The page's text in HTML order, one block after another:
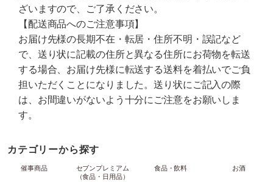
ざいますので、ご了承ください。
【配送商品へのご注意事項】
お届け先様の長期不在・転居・住所不明・誤記など
で、送り状に記載の住所と異なる住所にお荷物を転送
する場合、お届け先様に転送する送料を着払いでご負
担いただくことになりました。送り状にご記入の際
は、お間違いがないよう十分にご注意をお願いしま
す。
カテゴリーから探す
催事商品
セブンプレミアム
（食品・日用品）
食品・飲料 お酒